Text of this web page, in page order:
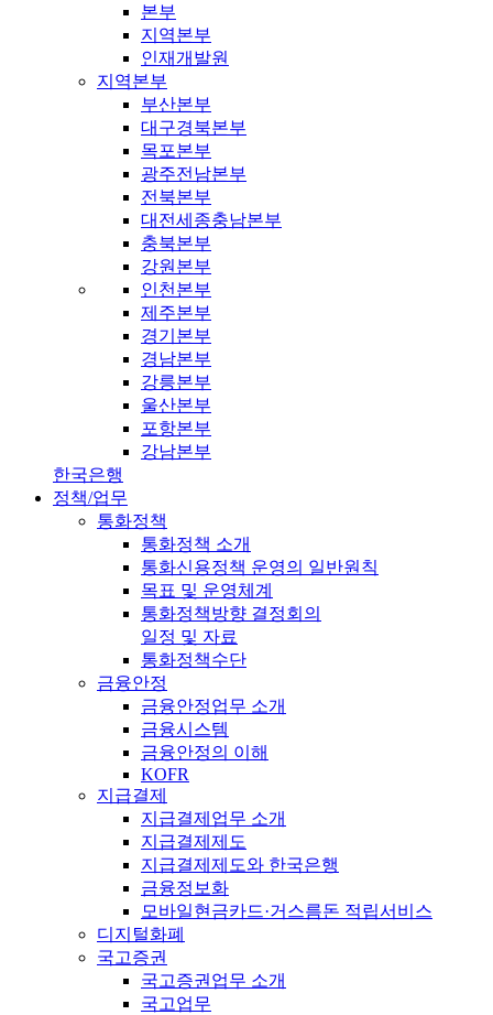
본부
지역본부
인재개발원
지역본부
부산본부
대구경북본부
목포본부
광주전남본부
전북본부
대전세종충남본부
충북본부
강원본부
인천본부
제주본부
경기본부
경남본부
강릉본부
울산본부
포항본부
강남본부
한국은행
정책/업무
통화정책
통화정책 소개
통화신용정책 운영의 일반원칙
목표 및 운영체계
통화정책방향 결정회의
일정 및 자료
통화정책수단
금융안정
금융안정업무 소개
금융시스템
금융안정의 이해
KOFR
지급결제
지급결제업무 소개
지급결제제도
지급결제제도와 한국은행
금융정보화
모바일현금카드·거스름돈 적립서비스
디지털화폐
국고증권
국고증권업무 소개
국고업무